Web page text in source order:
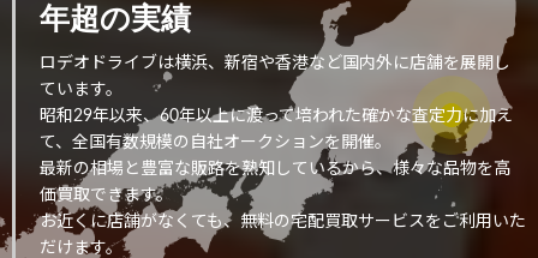
年超の実績
ロデオドライブは横浜、新宿や香港など国内外に店舗を展開し
ています。
昭和29年以来、60年以上に渡って培われた確かな査定力に加え
て、全国有数規模の自社オークションを開催。
最新の相場と豊富な販路を熟知しているから、様々な品物を高
価買取できます。
お近くに店舗がなくても、無料の宅配買取サービスをご利用いた
だけます。